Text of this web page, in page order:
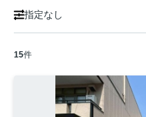
指定なし
15件